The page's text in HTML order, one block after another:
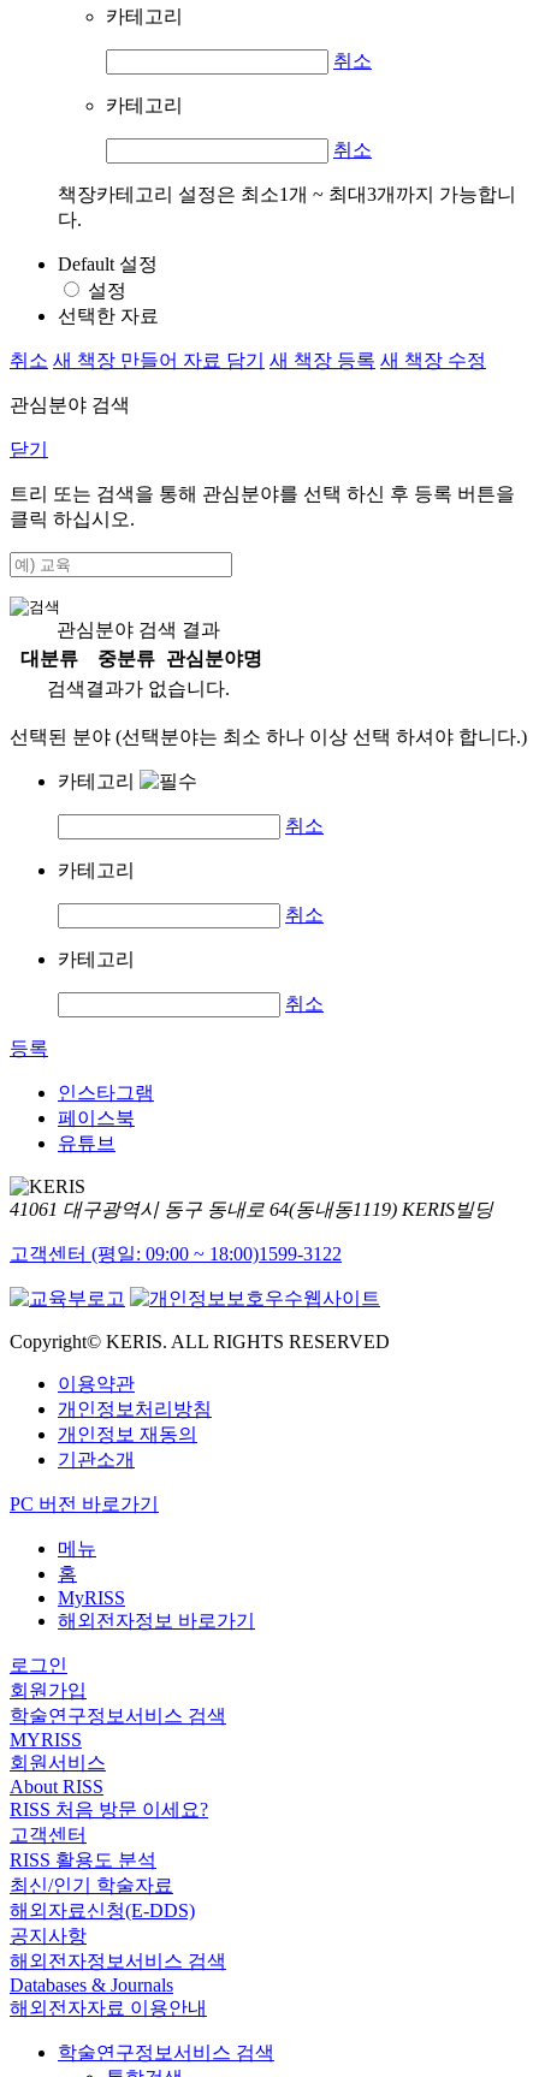
카테고리
취소
카테고리
취소
책장카테고리 설정은 최소1개 ~ 최대3개까지 가능합니
다.
Default 설정
설정
선택한 자료
취소 새 책장 만들어 자료 담기 새 책장 등록 새 책장 수정
관심분야 검색
닫기
트리 또는 검색을 통해 관심분야를 선택 하신 후 등록 버튼을
클릭 하십시오.
관심분야 검색 결과
대분류
중분류
관심분야명
검색결과가 없습니다.
선택된 분야 (선택분야는 최소 하나 이상 선택 하셔야 합니다.)
카테고리
취소
카테고리
취소
카테고리
취소
등록
인스타그램
페이스북
유튜브
41061 대구광역시 동구 동내로 64(동내동1119) KERIS빌딩
고객센터 (평일: 09:00 ~ 18:00)1599-3122
Copyright© KERIS. ALL RIGHTS RESERVED
이용약관
개인정보처리방침
개인정보 재동의
기관소개
PC 버전 바로가기
메뉴
홈
MyRISS
해외전자정보 바로가기
로그인
회원가입
학술연구정보서비스 검색
MYRISS
회원서비스
About RISS
RISS 처음 방문 이세요?
고객센터
RISS 활용도 분석
최신/인기 학술자료
해외자료신청(E-DDS)
공지사항
해외전자정보서비스 검색
Databases & Journals
해외전자자료 이용안내
학술연구정보서비스 검색